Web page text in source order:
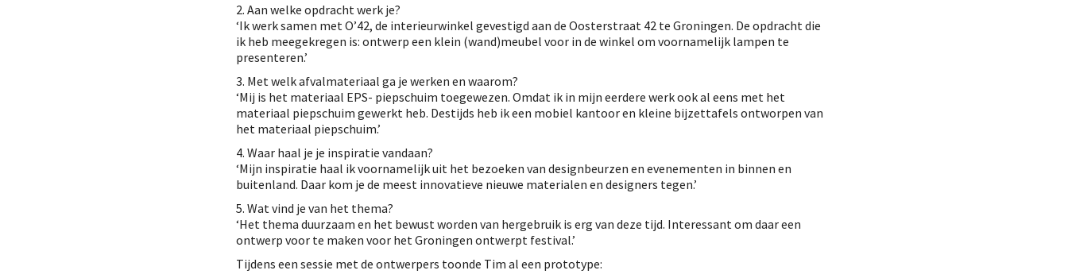
2. Aan welke opdracht werk je?
‘Ik werk samen met O’42, de interieurwinkel gevestigd aan de Oosterstraat 42 te Groningen. De opdracht die
ik heb meegekregen is: ontwerp een klein (wand)meubel voor in de winkel om voornamelijk lampen te
presenteren.’
3. Met welk afvalmateriaal ga je werken en waarom?
‘Mij is het materiaal EPS- piepschuim toegewezen. Omdat ik in mijn eerdere werk ook al eens met het
materiaal piepschuim gewerkt heb. Destijds heb ik een mobiel kantoor en kleine bijzettafels ontworpen van
het materiaal piepschuim.’
4. Waar haal je je inspiratie vandaan?
‘Mijn inspiratie haal ik voornamelijk uit het bezoeken van designbeurzen en evenementen in binnen en
buitenland. Daar kom je de meest innovatieve nieuwe materialen en designers tegen.’
5. Wat vind je van het thema?
‘Het thema duurzaam en het bewust worden van hergebruik is erg van deze tijd. Interessant om daar een
ontwerp voor te maken voor het Groningen ontwerpt festival.’
Tijdens een sessie met de ontwerpers toonde Tim al een prototype: